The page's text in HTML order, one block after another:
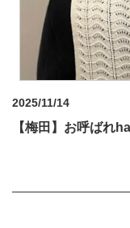
2025/11/14
【梅田】お呼ばれ